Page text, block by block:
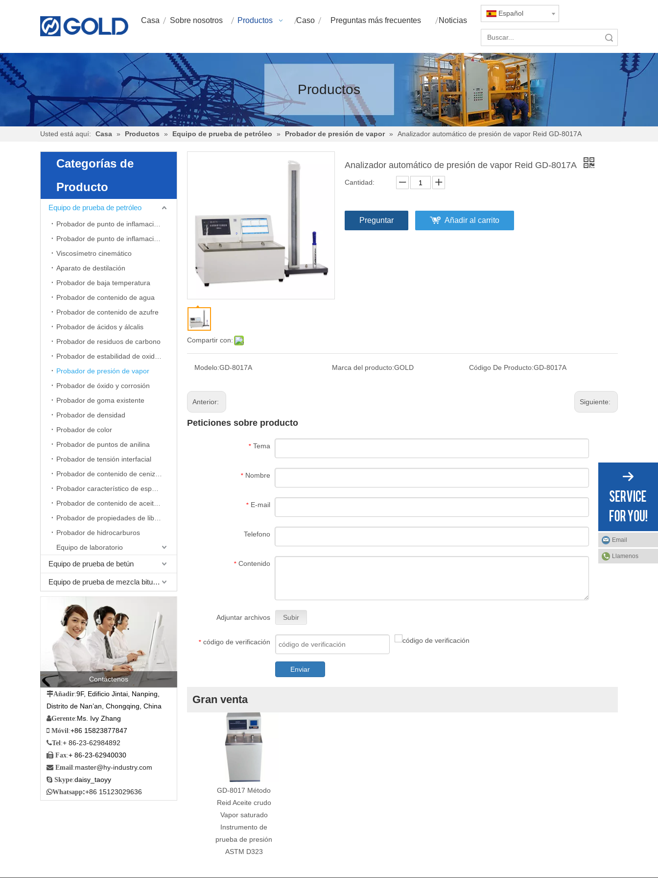
Casa Sobre nosotros Productos Caso Preguntas más frecuentes Noticias
Español
Productos
Usted está aquí: Casa » Productos » Equipo de prueba de petróleo » Probador de presión de vapor » Analizador automático de presión de vapor Reid GD-8017A
Categorías de
Producto
Equipo de prueba de petróleo
Viscosímetro cinemático
Aparato de destilación
Probador de baja temperatura
Probador de contenido de agua
Probador de contenido de azufre
Probador de ácidos y álcalis
Probador de residuos de carbono
Probador de presión de vapor
Probador de óxido y corrosión
Probador de goma existente
Probador de densidad
Probador de color
Probador de puntos de anilina
Probador de tensión interfacial
Probador de hidrocarburos
Equipo de laboratorio
Equipo de prueba de betún
Equipo de prueba de mezcla bituminosa
Contáctenos
Añadir:9F, Edificio Jintai, Nanping,
Distrito de Nan’an, Chongqing, China
Gerente:Ms. Ivy Zhang
 Móvil :+86 15823877847
Tel :+ 86-23-62984892
 Fax:+ 86-23-62940030
 Email :master@hy-industry.com
 Skype:daisy_taoyy
Whatsapp:+86 15123029636
Compartir con:
Analizador automático de presión de vapor Reid GD-8017A
Cantidad:
Preguntar Añadir al carrito
Modelo:GD-8017A Marca del producto:GOLD Código De Producto:GD-8017A
Anterior: Siguiente:
Peticiones sobre producto
* Tema
* Nombre
* E-mail
Telefono
* Contenido
Adjuntar archivos Subir
* código de verificación
Enviar
Gran venta
GD-8017 Método
Reid Aceite crudo
Vapor saturado
Instrumento de
prueba de presión
ASTM D323
Email
Llamenos